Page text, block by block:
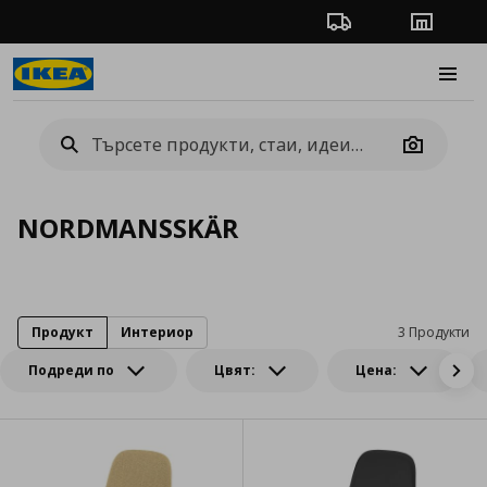
Проследяване на
Camera
NORDMANSSKÄR
Подреди по Цвят: Цена:
3 Продукти
Продукт Интериор